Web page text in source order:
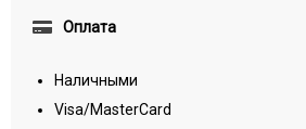
Оплата
Наличными
Visa/MasterCard